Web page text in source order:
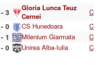
3
Gloria Lunca Teuz
Cernei
C
0 CS Hunedoara C
1 Milenium Giarmata C
0 Unirea Alba-Iulia C